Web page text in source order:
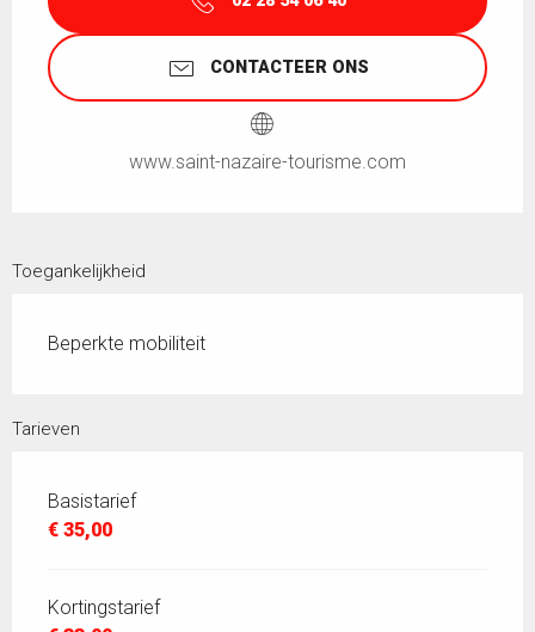
CONTACTEER ONS
www.saint-nazaire-tourisme.com
Toegankelijkheid
Beperkte mobiliteit
Tarieven
Basistarief
€ 35,00
Kortingstarief